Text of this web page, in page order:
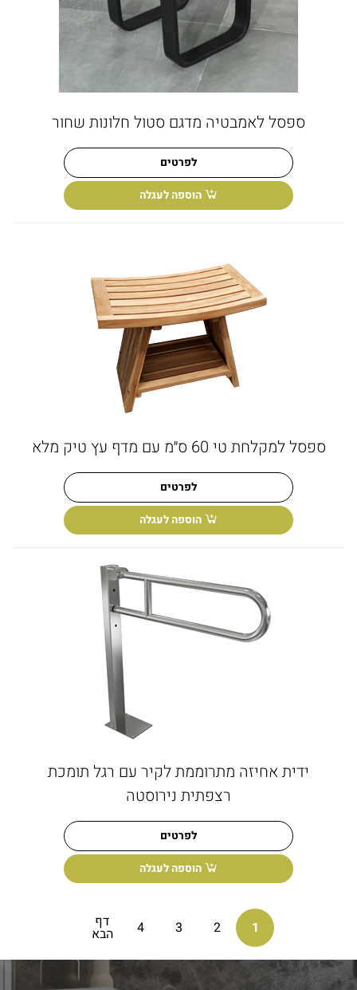
ספסל לאמבטיה מדגם סטול חלונות שחור
לפרטים
הוספה לעגלה
ספסל למקלחת טי 60 ס״מ עם מדף עץ טיק מלא
לפרטים
הוספה לעגלה
ידית אחיזה מתרוממת לקיר עם רגל תומכת
רצפתית נירוסטה
לפרטים
הוספה לעגלה
1
2
3
4 דף
הבא